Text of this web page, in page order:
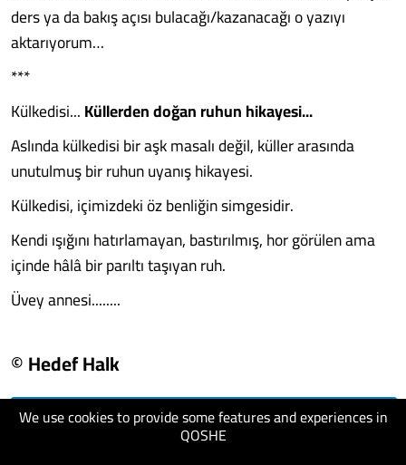
We use cookies to provide some features and experiences in
QOSHE
ders ya da bakış açısı bulacağı/kazanacağı o yazıyı
aktarıyorum…
***
Külkedisi...Küllerden doğan ruhun hikayesi...
Aslında külkedisi bir aşk masalı değil, küller arasında
unutulmuş bir ruhun uyanış hikayesi.
Külkedisi, içimizdeki öz benliğin simgesidir.
Kendi ışığını hatırlamayan, bastırılmış, hor görülen ama
içinde hâlâ bir parıltı taşıyan ruh.
Üvey annesi........
© Hedef Halk
visit website